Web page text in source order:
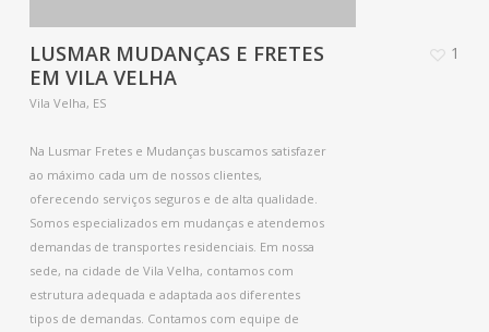
LUSMAR MUDANÇAS E FRETES
EM VILA VELHA
Vila Velha, ES
Na Lusmar Fretes e Mudanças buscamos satisfazer
ao máximo cada um de nossos clientes,
oferecendo serviços seguros e de alta qualidade.
Somos especializados em mudanças e atendemos
demandas de transportes residenciais. Em nossa
sede, na cidade de Vila Velha, contamos com
estrutura adequada e adaptada aos diferentes
tipos de demandas. Contamos com equipe de
1